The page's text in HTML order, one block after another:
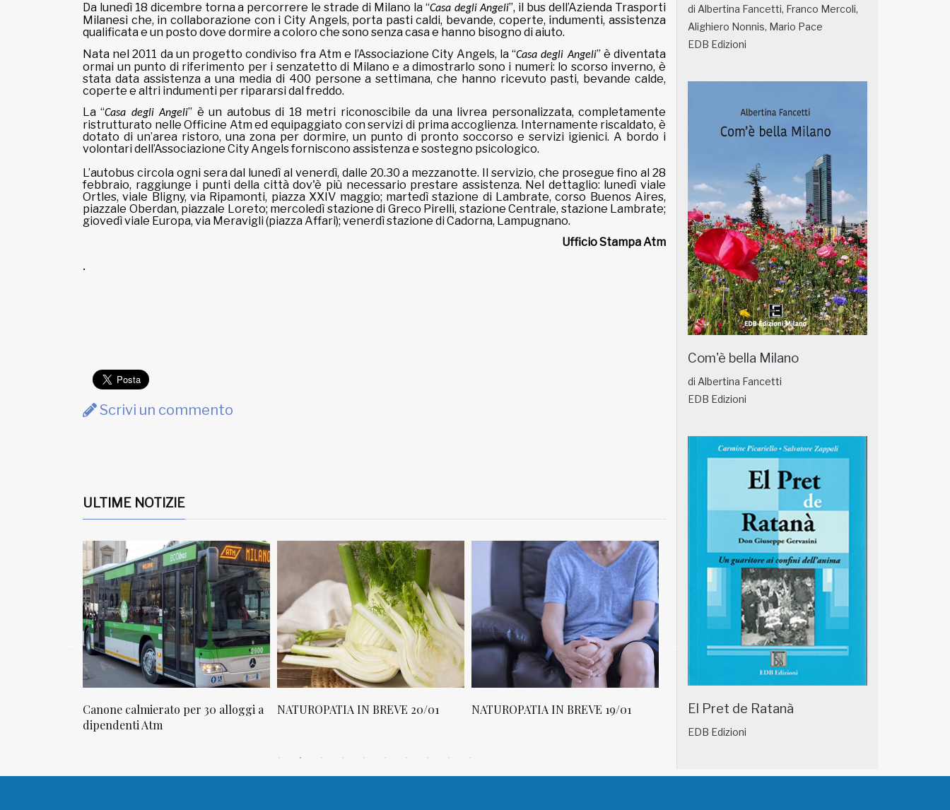
Da lunedì 18 dicembre torna a percorrere le strade di Milano la “Casa degli Angeli”, il bus dell’Azienda Trasporti
Milanesi che, in collaborazione con i City Angels, porta pasti caldi, bevande, coperte, indumenti, assistenza
qualificata e un posto dove dormire a coloro che sono senza casa e hanno bisogno di aiuto.
Nata nel 2011 da un progetto condiviso fra Atm e l’Associazione City Angels, la “Casa degli Angeli” è diventata
ormai un punto di riferimento per i senzatetto di Milano e a dimostrarlo sono i numeri: lo scorso inverno, è
stata data assistenza a una media di 400 persone a settimana, che hanno ricevuto pasti, bevande calde,
coperte e altri indumenti per ripararsi dal freddo.
La “Casa degli Angeli” è un autobus di 18 metri riconoscibile da una livrea personalizzata, completamente
ristrutturato nelle Officine Atm ed equipaggiato con servizi di prima accoglienza. Internamente riscaldato, è
dotato di un’area ristoro, una zona per dormire, un punto di pronto soccorso e servizi igienici. A bordo i
volontari dell’Associazione City Angels forniscono assistenza e sostegno psicologico.
L’autobus circola ogni sera dal lunedì al venerdì, dalle 20.30 a mezzanotte. Il servizio, che prosegue fino al 28
febbraio, raggiunge i punti della città dov'è più necessario prestare assistenza. Nel dettaglio: lunedì viale
Ortles, viale Bligny, via Ripamonti, piazza XXIV maggio; martedì stazione di Lambrate, corso Buenos Aires,
piazzale Oberdan, piazzale Loreto; mercoledì stazione di Greco Pirelli, stazione Centrale, stazione Lambrate;
giovedì viale Europa, via Meravigli (piazza Affari); venerdì stazione di Cadorna, Lampugnano.
Ufficio Stampa Atm
.
Scrivi un commento
ULTIME NOTIZIE
Canone calmierato per 30 alloggi a
dipendenti Atm
NATUROPATIA IN BREVE 20/01 NATUROPATIA IN BREVE 19/01 NATUROPATIA IN BREVE 18/01
di Albertina Fancetti, Franco Mercoli,
Alighiero Nonnis, Mario Pace
EDB Edizioni
Com'è bella Milano
di Albertina Fancetti
EDB Edizioni
El Pret de Ratanà
EDB Edizioni